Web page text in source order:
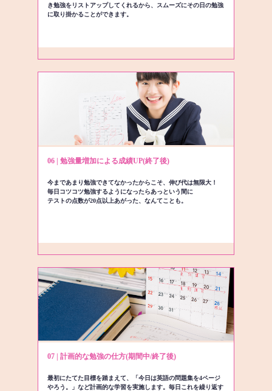
き勉強をリストアップしてくれるから、スムーズにその日の勉強
に取り掛かることができます。
06 | 勉強量増加による成績UP(終了後)
今まであまり勉強できてなかったからこそ、伸び代は無限大！
毎日コツコツ勉強するようになったらあっという間に
テストの点数が20点以上あがった、なんてことも。
07 | 計画的な勉強の仕方(期間中/終了後)
最初にたてた目標を踏まえて、「今日は英語の問題集を4ページ
やろう。」など計画的な学習を実施します。毎日これを繰り返す